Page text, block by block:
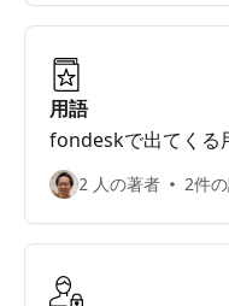
用語
fondeskで出てくる
2 人の著者 2件